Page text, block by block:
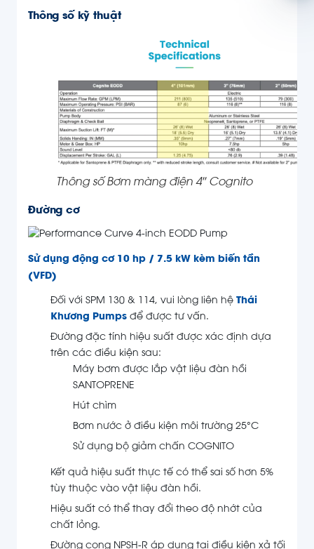
Thông số kỹ thuật
Thông số Bơm màng điện 4″ Cognito
Đường cơ
Sử dụng động cơ 10 hp / 7.5 kW kèm biến tần
(VFD)
Đối với SPM 130 & 114, vui lòng liên hệ Thái
Khương Pumps để được tư vấn.
Đường đặc tính hiệu suất được xác định dựa
trên các điều kiện sau:
Máy bơm được lắp vật liệu đàn hồi
SANTOPRENE
Hút chìm
Bơm nước ở điều kiện môi trường 25°C
Sử dụng bộ giảm chấn COGNITO
Kết quả hiệu suất thực tế có thể sai số hơn 5%
tùy thuộc vào vật liệu đàn hồi.
Hiệu suất có thể thay đổi theo độ nhớt của
chất lỏng.
Đường cong NPSH-R áp dụng tại điều kiện xả tối